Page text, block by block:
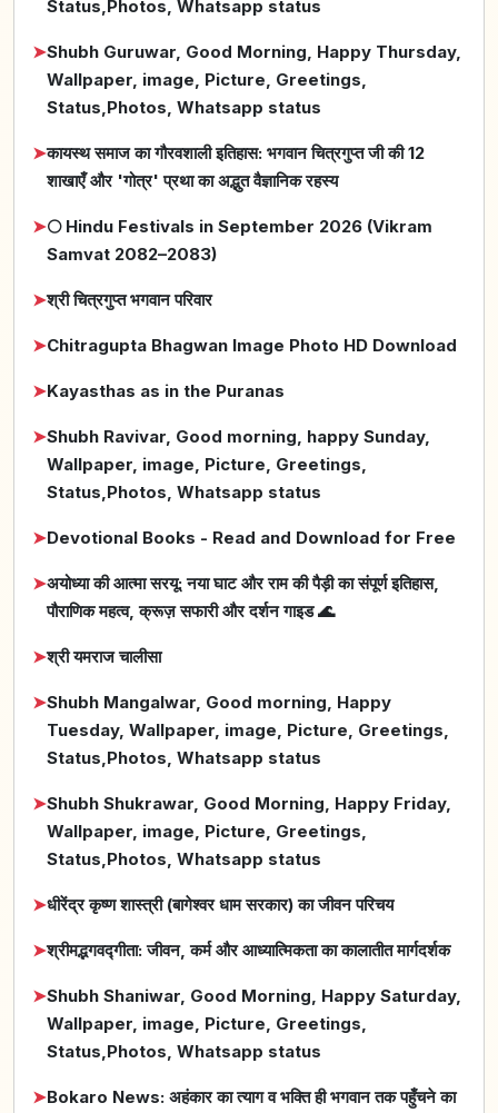
Status,Photos, Whatsapp status
➤Shubh Guruwar, Good Morning, Happy Thursday,
Wallpaper, image, Picture, Greetings,
Status,Photos, Whatsapp status
➤कायस्थ समाज का गौरवशाली इतिहास: भगवान चित्रगुप्त जी की 12
शाखाएँ और 'गोत्र' प्रथा का अद्भुत वैज्ञानिक रहस्य
➤🌕 Hindu Festivals in September 2026 (Vikram
Samvat 2082–2083)
➤श्री चित्रगुप्त भगवान परिवार
➤Chitragupta Bhagwan Image Photo HD Download
➤Kayasthas as in the Puranas
➤Shubh Ravivar, Good morning, happy Sunday,
Wallpaper, image, Picture, Greetings,
Status,Photos, Whatsapp status
➤Devotional Books - Read and Download for Free
➤अयोध्या की आत्मा सरयू: नया घाट और राम की पैड़ी का संपूर्ण इतिहास,
पौराणिक महत्व, क्रूज़ सफारी और दर्शन गाइड 🌊
➤श्री यमराज चालीसा
➤Shubh Mangalwar, Good morning, Happy
Tuesday, Wallpaper, image, Picture, Greetings,
Status,Photos, Whatsapp status
➤Shubh Shukrawar, Good Morning, Happy Friday,
Wallpaper, image, Picture, Greetings,
Status,Photos, Whatsapp status
➤धीरेंद्र कृष्ण शास्त्री (बागेश्वर धाम सरकार) का जीवन परिचय
➤श्रीमद्भगवद्गीता: जीवन, कर्म और आध्यात्मिकता का कालातीत मार्गदर्शक
➤Shubh Shaniwar, Good Morning, Happy Saturday,
Wallpaper, image, Picture, Greetings,
Status,Photos, Whatsapp status
➤Bokaro News: अहंकार का त्याग व भक्ति ही भगवान तक पहुँचने का